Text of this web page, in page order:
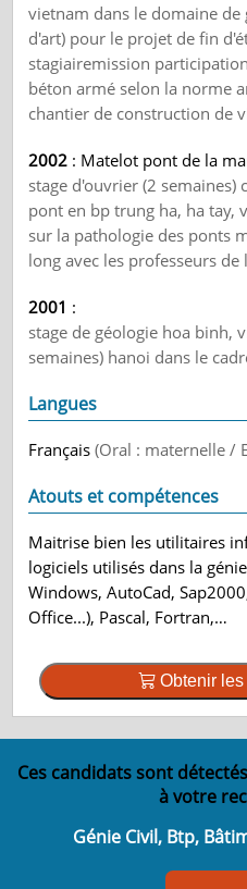
vietnam dans le domaine de
d'art) pour le projet de fin
stagiairemission
béton armé selon la norme
chantier de construction de
2002 : Matelot pont de la
stage d'ouvrier (2
pont en bp trung ha, ha tay,
sur la pathologie des ponts
long avec les professeurs de
2001 :
stage de géologie hoa binh,
semaines) hanoi dans le
Langues
Français(Oral : maternelle /
Atouts et compétences
Maitrise bien les utilitaires
logiciels utilisés dans la
Windows, AutoCad,
Office...), Pascal, Fortran,…
Obtenir
Ces candidats sont
à votre
Génie Civil, Btp,